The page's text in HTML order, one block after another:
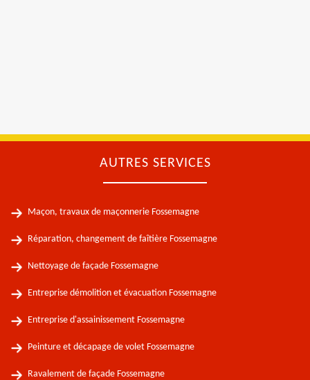
AUTRES SERVICES
Maçon, travaux de maçonnerie Fossemagne
Réparation, changement de faîtière Fossemagne
Nettoyage de façade Fossemagne
Entreprise démolition et évacuation Fossemagne
Entreprise d'assainissement Fossemagne
Peinture et décapage de volet Fossemagne
Ravalement de façade Fossemagne